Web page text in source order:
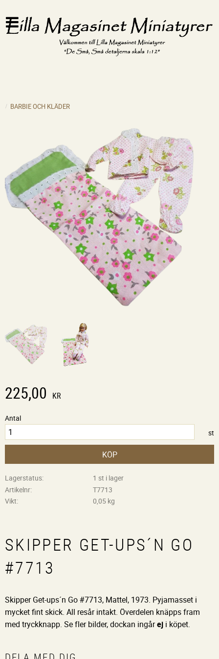
BARBIE OCH KLÄDER
225,00 KR
Antal
st
KÖP
Lagerstatus
1 st i lager
Artikelnr
T7713
Vikt
0,05 kg
SKIPPER GET-UPS´N GO
#7713
Skipper Get-ups´n Go #7713, Mattel, 1973. Pyjamasset i
mycket fint skick. All resår intakt. Överdelen knäpps fram
med tryckknapp. Se fler bilder, dockan ingårej i köpet.